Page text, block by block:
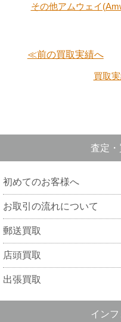
その他アムウェイ
≪前の買取実績へ
買取
査定
初めてのお客様へ
お取引の流れについて
郵送買取
店頭買取
出張買取
イン